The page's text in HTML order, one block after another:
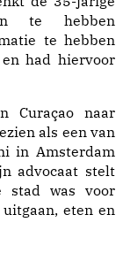
te hebben
te hebben
en had hiervoor
Curaçao naar
als een van
in Amsterdam
advocaat stelt
stad was voor
eten en